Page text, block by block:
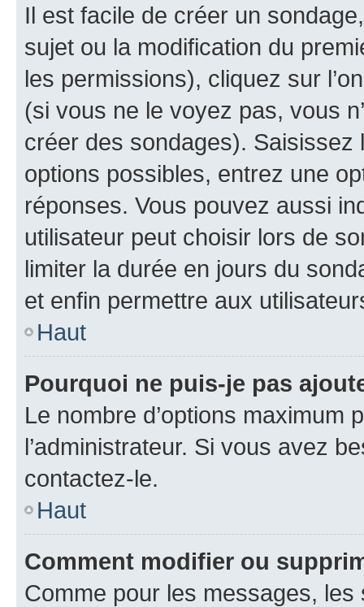
Il est facile de créer un
sujet ou la modification du
les permissions), cliquez sur
(si vous ne le voyez pas, vous
créer des sondages).
options possibles, entrez une
réponses. Vous pouvez aussi
utilisateur peut choisir lors de
limiter la durée en jours du
et enfin permettre aux
Haut
Pourquoi ne puis-je pas
Le nombre d’options maximum
l’administrateur. Si vous avez
contactez-le.
Haut
Comment modifier ou
Comme pour les messages,